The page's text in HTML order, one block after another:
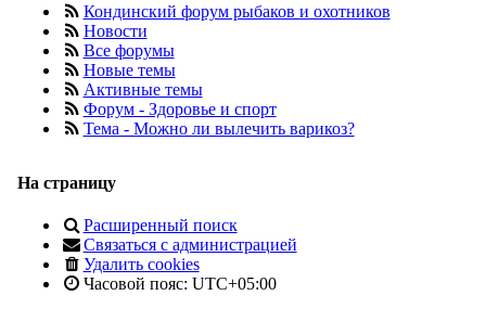
Кондинский форум рыбаков и охотников
Новости
Все форумы
Новые темы
Активные темы
Форум - Здоровье и спорт
Тема - Можно ли вылечить варикоз?
На страницу
Расширенный поиск
Связаться с администрацией
Удалить cookies
Часовой пояс: UTC+05:00